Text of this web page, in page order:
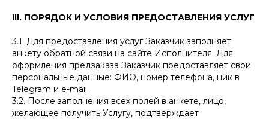
III. ПОРЯДОК И УСЛОВИЯ ПРЕДОСТАВЛЕНИЯ УСЛУГ
3.1. Для предоставления услуг Заказчик заполняет
анкету обратной связи на сайте Исполнителя. Для
оформления предзаказа Заказчик предоставляет свои
персональные данные: ФИО, номер телефона, ник в
Telegram и e-mail.
3.2. После заполнения всех полей в анкете, лицо,
желающее получить Услугу, подтверждает